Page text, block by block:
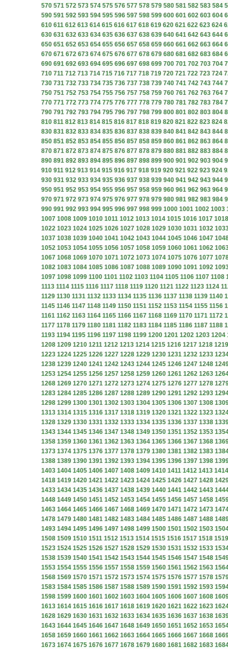
570 571 572 573 574 575 576 577 578 579 580 581 582 583 584
590 591 592 593 594 595 596 597 598 599 600 601 602 603 604
610 611 612 613 614 615 616 617 618 619 620 621 622 623 624
630 631 632 633 634 635 636 637 638 639 640 641 642 643 644
650 651 652 653 654 655 656 657 658 659 660 661 662 663 664
670 671 672 673 674 675 676 677 678 679 680 681 682 683 684
690 691 692 693 694 695 696 697 698 699 700 701 702 703 704
710 711 712 713 714 715 716 717 718 719 720 721 722 723 724
730 731 732 733 734 735 736 737 738 739 740 741 742 743 744
750 751 752 753 754 755 756 757 758 759 760 761 762 763 764
770 771 772 773 774 775 776 777 778 779 780 781 782 783 784
790 791 792 793 794 795 796 797 798 799 800 801 802 803 804
810 811 812 813 814 815 816 817 818 819 820 821 822 823 824
830 831 832 833 834 835 836 837 838 839 840 841 842 843 844
850 851 852 853 854 855 856 857 858 859 860 861 862 863 864
870 871 872 873 874 875 876 877 878 879 880 881 882 883 884
890 891 892 893 894 895 896 897 898 899 900 901 902 903 904
910 911 912 913 914 915 916 917 918 919 920 921 922 923 924
930 931 932 933 934 935 936 937 938 939 940 941 942 943 944
950 951 952 953 954 955 956 957 958 959 960 961 962 963 964
970 971 972 973 974 975 976 977 978 979 980 981 982 983 984
990 991 992 993 994 995 996 997 998 999 1000 1001 1002 1003
1007 1008 1009 1010 1011 1012 1013 1014 1015 1016 1017 1018
1022 1023 1024 1025 1026 1027 1028 1029 1030 1031 1032
1037 1038 1039 1040 1041 1042 1043 1044 1045 1046 1047
1052 1053 1054 1055 1056 1057 1058 1059 1060 1061 1062
1067 1068 1069 1070 1071 1072 1073 1074 1075 1076 1077
1082 1083 1084 1085 1086 1087 1088 1089 1090 1091 1092
1097 1098 1099 1100 1101 1102 1103 1104 1105 1106 1107 1108
1113 1114 1115 1116 1117 1118 1119 1120 1121 1122 1123 1124
1129 1130 1131 1132 1133 1134 1135 1136 1137 1138 1139 1140
1145 1146 1147 1148 1149 1150 1151 1152 1153 1154 1155 1156
1161 1162 1163 1164 1165 1166 1167 1168 1169 1170 1171 1172
1177 1178 1179 1180 1181 1182 1183 1184 1185 1186 1187 1188
1193 1194 1195 1196 1197 1198 1199 1200 1201 1202 1203 1204
1208 1209 1210 1211 1212 1213 1214 1215 1216 1217 1218 1219
1223 1224 1225 1226 1227 1228 1229 1230 1231 1232 1233
1238 1239 1240 1241 1242 1243 1244 1245 1246 1247 1248
1253 1254 1255 1256 1257 1258 1259 1260 1261 1262 1263
1268 1269 1270 1271 1272 1273 1274 1275 1276 1277 1278
1283 1284 1285 1286 1287 1288 1289 1290 1291 1292 1293
1298 1299 1300 1301 1302 1303 1304 1305 1306 1307 1308
1313 1314 1315 1316 1317 1318 1319 1320 1321 1322 1323
1328 1329 1330 1331 1332 1333 1334 1335 1336 1337 1338
1343 1344 1345 1346 1347 1348 1349 1350 1351 1352 1353
1358 1359 1360 1361 1362 1363 1364 1365 1366 1367 1368
1373 1374 1375 1376 1377 1378 1379 1380 1381 1382 1383
1388 1389 1390 1391 1392 1393 1394 1395 1396 1397 1398
1403 1404 1405 1406 1407 1408 1409 1410 1411 1412 1413 1414
1418 1419 1420 1421 1422 1423 1424 1425 1426 1427 1428
1433 1434 1435 1436 1437 1438 1439 1440 1441 1442 1443
1448 1449 1450 1451 1452 1453 1454 1455 1456 1457 1458
1463 1464 1465 1466 1467 1468 1469 1470 1471 1472 1473
1478 1479 1480 1481 1482 1483 1484 1485 1486 1487 1488
1493 1494 1495 1496 1497 1498 1499 1500 1501 1502 1503
1508 1509 1510 1511 1512 1513 1514 1515 1516 1517 1518 1519
1523 1524 1525 1526 1527 1528 1529 1530 1531 1532 1533
1538 1539 1540 1541 1542 1543 1544 1545 1546 1547 1548
1553 1554 1555 1556 1557 1558 1559 1560 1561 1562 1563
1568 1569 1570 1571 1572 1573 1574 1575 1576 1577 1578
1583 1584 1585 1586 1587 1588 1589 1590 1591 1592 1593
1598 1599 1600 1601 1602 1603 1604 1605 1606 1607 1608
1613 1614 1615 1616 1617 1618 1619 1620 1621 1622 1623
1628 1629 1630 1631 1632 1633 1634 1635 1636 1637 1638
1643 1644 1645 1646 1647 1648 1649 1650 1651 1652 1653
1658 1659 1660 1661 1662 1663 1664 1665 1666 1667 1668
1673 1674 1675 1676 1677 1678 1679 1680 1681 1682 1683